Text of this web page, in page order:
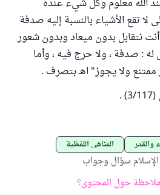
الله معلوم وكل شيء عنده
لا تقع الأشياء بالنسبة إليه صدفة
وأنت نتقابل بدون ميعاد وبدون شعور
: صدفة ، ولا حرج فيه ، وأما
ممتنع ولا يجوز" اهـ بتصرف .
.
والقدر المناهي اللفظية
الإسلام سؤال وجواب
حول المحتوى؟